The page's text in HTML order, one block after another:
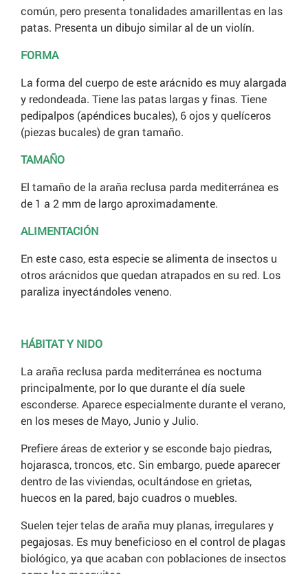
común, pero presenta tonalidades amarillentas en las
patas. Presenta un dibujo similar al de un violín.
FORMA
La forma del cuerpo de este arácnido es muy alargada
y redondeada. Tiene las patas largas y finas. Tiene
pedipalpos (apéndices bucales), 6 ojos y quelíceros
(piezas bucales) de gran tamaño.
TAMAÑO
El tamaño de la araña reclusa parda mediterránea es
de 1 a 2 mm de largo aproximadamente.
ALIMENTACIÓN
En este caso, esta especie se alimenta de insectos u
otros arácnidos que quedan atrapados en su red. Los
paraliza inyectándoles veneno.
HÁBITAT Y NIDO
La araña reclusa parda mediterránea es nocturna
principalmente, por lo que durante el día suele
esconderse. Aparece especialmente durante el verano,
en los meses de Mayo, Junio y Julio.
Prefiere áreas de exterior y se esconde bajo piedras,
hojarasca, troncos, etc. Sin embargo, puede aparecer
dentro de las viviendas, ocultándose en grietas,
huecos en la pared, bajo cuadros o muebles.
Suelen tejer telas de araña muy planas, irregulares y
pegajosas. Es muy beneficioso en el control de plagas
biológico, ya que acaban con poblaciones de insectos